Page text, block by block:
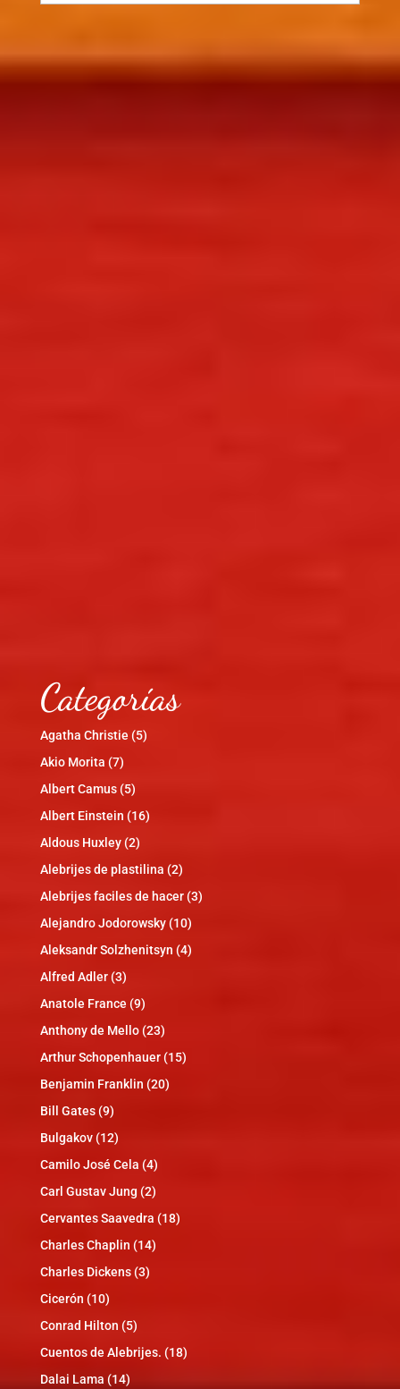
publicaciones
Categorías
Agatha Christie (5)
Akio Morita (7)
Albert Camus(5)
Albert Einstein (16)
Aldous Huxley(2)
Alebrijes de plastilina (2)
Alebrijes faciles de hacer(3)
Alejandro Jodorowsky(10)
Aleksandr Solzhenitsyn (4)
Alfred Adler(3)
Anatole France (9)
Anthony de Mello(23)
Arthur Schopenhauer(15)
Benjamin Franklin (20)
Bill Gates(9)
Bulgakov(12)
Camilo José Cela (4)
Carl Gustav Jung (2)
Cervantes Saavedra (18)
Charles Chaplin (14)
Charles Dickens(3)
Cicerón (10)
Conrad Hilton (5)
Cuentos de Alebrijes. (18)
Dalai Lama (14)